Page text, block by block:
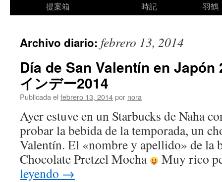
提案箱
時記
羽鶴
Archivo diario: febrero 13, 2014
Día de San Valentín en Japón
インデー2014
Publicada el febrero 13, 2014por nora
Ayer estuve en un Starbucks de Naha
probar la bebida de la temporada, un
Valentín. El «nombre y apellido» de la
Chocolate Pretzel Mocha
Muy rico
leyendo →